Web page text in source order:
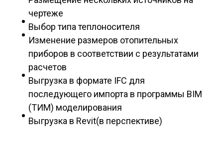
чертеже
Выбор типа теплоносителя
Изменение размеров отопительных
приборов в соответствии с результатами
расчетов
Выгрузка в формате IFC для
последующего импорта в программы BIM
(ТИМ) моделирования
Выгрузка в Revit(в перспективе)